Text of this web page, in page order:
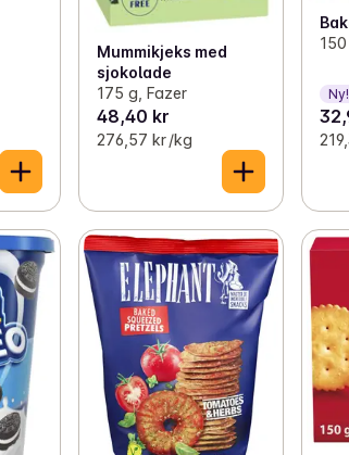
Mummikjeks med
sjokolade
175 g, Fazer
48,40 kr
276,57 kr /kg
Ny!